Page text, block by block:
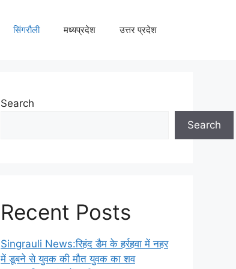
सिंगरौली मध्यप्रदेश उत्तर प्रदेश
Search
Search
Recent Posts
Singrauli News:रिहंद डैम के हर्रहवा में नहर
में डूबने से युवक की मौत युवक का शव